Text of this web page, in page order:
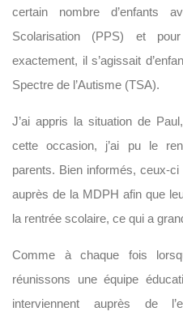
certain nombre d’enfants
Scolarisation (PPS) et
exactement, il s’agissait
Spectre de l’Autisme (TSA).
J’ai appris la situation de
cette occasion, j’ai pu le
parents. Bien informés, ceux-
auprès de la MDPH afin que
la rentrée scolaire, ce qui a
Comme à chaque fois
réunissons une équipe
interviennent auprès de